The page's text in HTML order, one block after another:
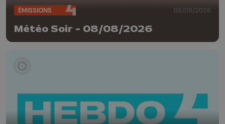
ÉMISSIONS 08/08/2026
Météo Soir - 08/08/2026